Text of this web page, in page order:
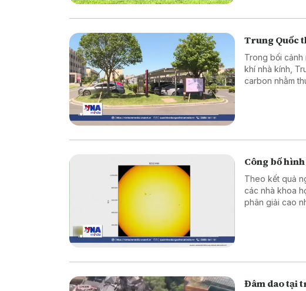
Trung Quốc
Trong bối cảnh
khí nhà kính,
carbon nhằm
Công bố
Theo kết quả
các nhà khoa
phân giải cao
Đâm dao tại